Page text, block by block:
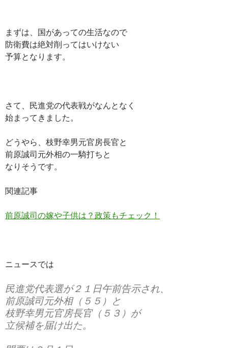
まずは、国があっての生活なので
防衛費は絶対削ってはいけない
予算となります。
さて、民進党の代表戦がなんとなく
始まってきました。
どうやら、枝野幸男元官房長官と
前原誠司元外相の一騎打ちと
なりそうです。
関連記事
前原誠司の嫁や子供は？政策もチェック！
ニュースでは
民進党代表選が２１日午前告示され、
前原誠司元外相（５５）と
枝野幸男元官房長官（５３）が
立候補を届け出た。